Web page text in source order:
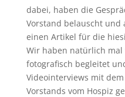
dabei, haben die
Vorstand belauscht
einen Artikel für die
Wir haben natürlich mal
fotografisch begleitet
Videointerviews mit
Vorstands vom Hospiz